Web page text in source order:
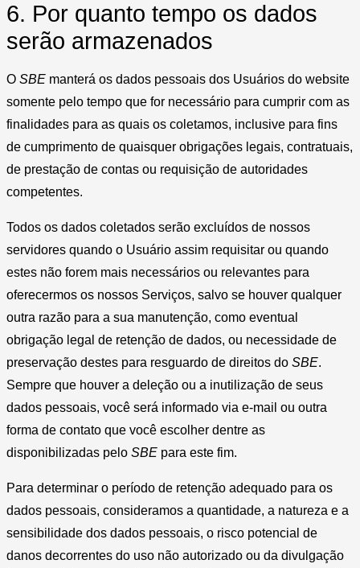
6. Por quanto tempo os dados
serão armazenados
O SBE manterá os dados pessoais dos Usuários do website
somente pelo tempo que for necessário para cumprir com as
finalidades para as quais os coletamos, inclusive para fins
de cumprimento de quaisquer obrigações legais, contratuais,
de prestação de contas ou requisição de autoridades
competentes.
Todos os dados coletados serão excluídos de nossos
servidores quando o Usuário assim requisitar ou quando
estes não forem mais necessários ou relevantes para
oferecermos os nossos Serviços, salvo se houver qualquer
outra razão para a sua manutenção, como eventual
obrigação legal de retenção de dados, ou necessidade de
preservação destes para resguardo de direitos do SBE.
Sempre que houver a deleção ou a inutilização de seus
dados pessoais, você será informado via e-mail ou outra
forma de contato que você escolher dentre as
disponibilizadas pelo SBE para este fim.
Para determinar o período de retenção adequado para os
dados pessoais, consideramos a quantidade, a natureza e a
sensibilidade dos dados pessoais, o risco potencial de
danos decorrentes do uso não autorizado ou da divulgação